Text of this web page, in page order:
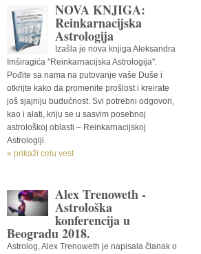
NOVA KNJIGA:
Reinkarnacijska
Astrologija
Izašla je nova knjiga Aleksandra
Imširagića ''Reinkarnacijska Astrologija''.
Pođite sa nama na putovanje vaše Duše i
otkrijte kako da promenite prošlost i kreirate
još sjajniju budućnost. Svi potrebni odgovori,
kao i alati, kriju se u sasvim posebnoj
astrološkoj oblasti – Reinkarnacijskoj
Astrologiji.
» prikaži celu vest
Alex Trenoweth -
Astrološka
konferencija u
Beogradu 2018.
Astrolog, Alex Trenoweth je napisala članak o